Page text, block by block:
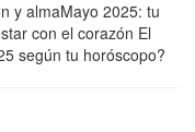
y almaMayo 2025: tu
con el corazón El
según tu horóscopo?